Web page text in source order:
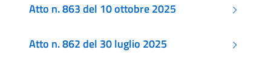
Atto n. 863 del 10 ottobre 2025
Atto n. 862 del 30 luglio 2025